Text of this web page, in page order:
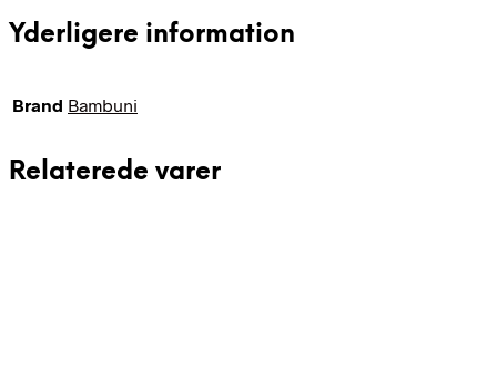
Yderligere information
Brand Bambuni
Relaterede varer